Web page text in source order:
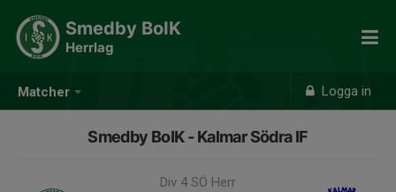
Matcher Logga in
Smedby BoIK
Herrlag
Smedby BoIK - Kalmar Södra IF
Div 4 SÖ Herr